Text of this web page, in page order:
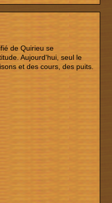
de Quirieu se
Aujourd'hui, seul le
et des cours, des puits.